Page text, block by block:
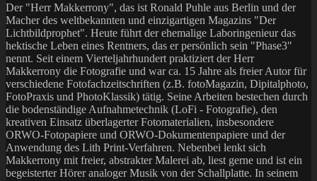
Der "Herr Makkerrony", das ist Ronald Puhle aus Berlin und der
Macher des weltbekannten und einzigartigen Magazins "Der
Lichtbildprophet". Heute führt der ehemalige Laboringenieur das
hektische Leben eines Rentners, das er persönlich sein "Phase3"
nennt. Seit einem Vierteljahrhundert praktiziert der Herr
Makkerrony die Fotografie und war ca. 15 Jahre als freier Autor für
verschiedene Fotofachzeitschriften (z.B. fotoMagazin, Dipitalphoto,
FotoPraxis und PhotoKlassik) tätig. Seine Arbeiten bestechen durch
die bodenständige Aufnahmetechnik (LoFi - Fotografie), den
kreativen Einsatz überlagerter Fotomaterialien, insbesondere
ORWO-Fotopapiere und ORWO-Dokumentenpapiere und der
Anwendung des Lith Print-Verfahren. Nebenbei lenkt sich
Makkerrony mit freier, abstrakter Malerei ab, liest gerne und ist ein
begeisterter Hörer analoger Musik von der Schallplatte. In seinem